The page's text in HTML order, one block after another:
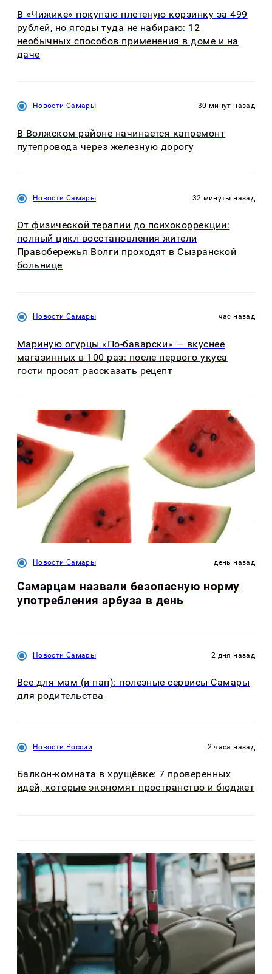
В «Чижике» покупаю плетеную корзинку за 499
рублей, но ягоды туда не набираю: 12
необычных способов применения в доме и на
даче
Новости Самары 30 минут назад
В Волжском районе начинается капремонт
путепровода через железную дорогу
Новости Самары 32 минуты назад
От физической терапии до психокоррекции:
полный цикл восстановления жители
Правобережья Волги проходят в Сызранской
больнице
Новости Самары час назад
Мариную огурцы «По-баварски» — вкуснее
магазинных в 100 раз: после первого укуса
гости просят рассказать рецепт
Новости Самары день назад
Самарцам назвали безопасную норму
употребления арбуза в день
Новости Самары 2 дня назад
Все для мам (и пап): полезные сервисы Самары
для родительства
Новости России 2 часа назад
Балкон-комната в хрущёвке: 7 проверенных
идей, которые экономят пространство и бюджет